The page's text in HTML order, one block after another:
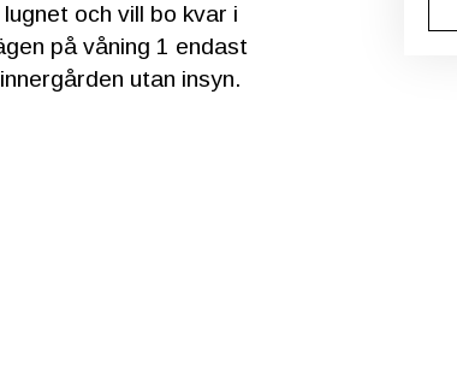
och vill bo kvar i
på våning 1 endast
utan insyn.